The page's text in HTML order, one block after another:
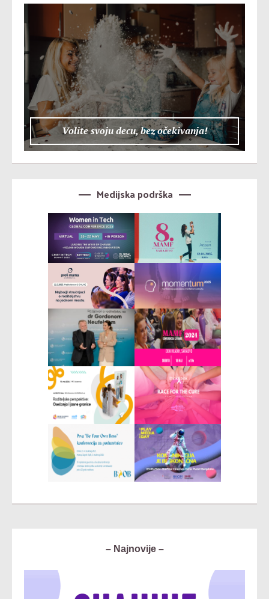
Volite svoju decu, bez očekivanja!
Medijska podrška
– Najnovije –